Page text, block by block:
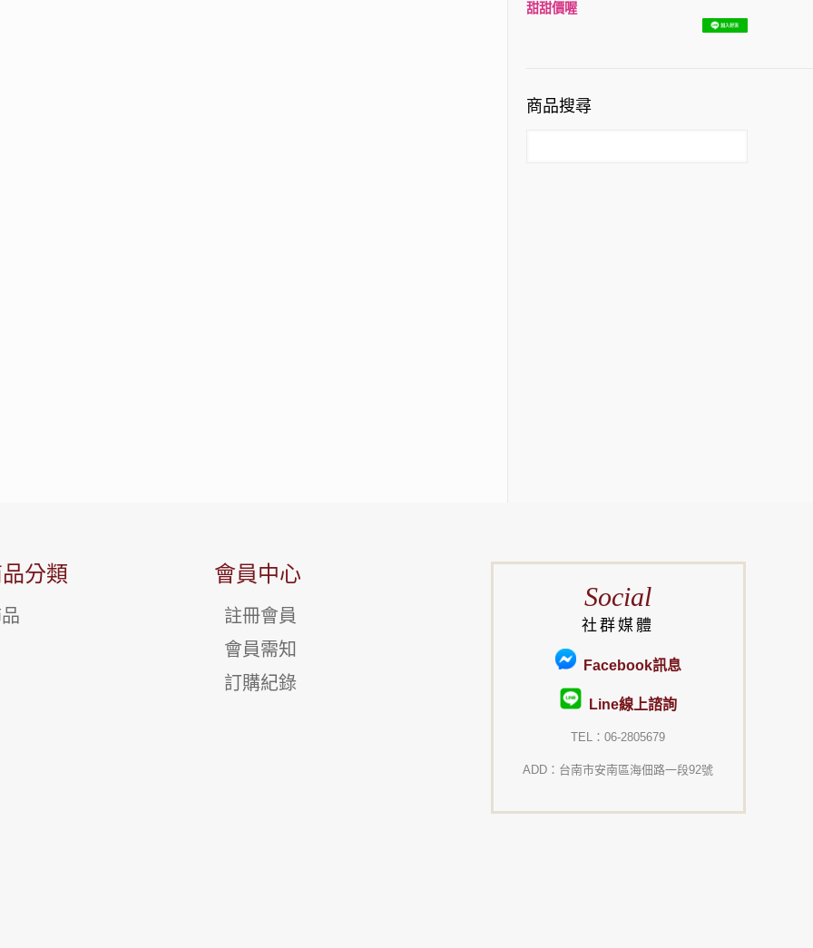
甜甜價喔
商品搜尋
分類 會員中心
註冊會員
會員需知
訂購紀錄
Social
社群媒體
Facebook訊息
Line線上諮詢
TEL：06-2805679
ADD：台南市安南區海佃路一段92號